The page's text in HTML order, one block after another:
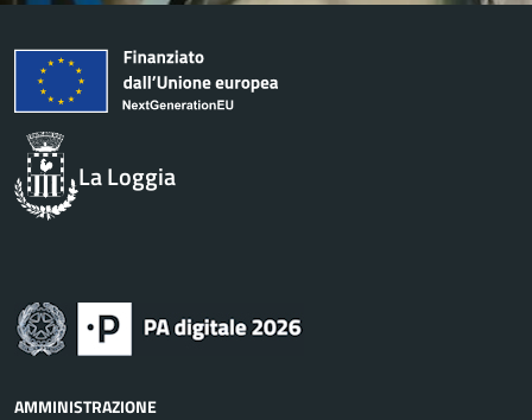
La Loggia
AMMINISTRAZIONE